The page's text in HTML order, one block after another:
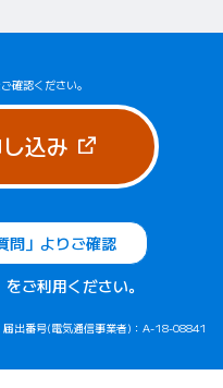
確認ください。
込み（新しいタブ
問」よりご確認
ご利用ください。
届出番号(電気通信事業者)：A-18-08841